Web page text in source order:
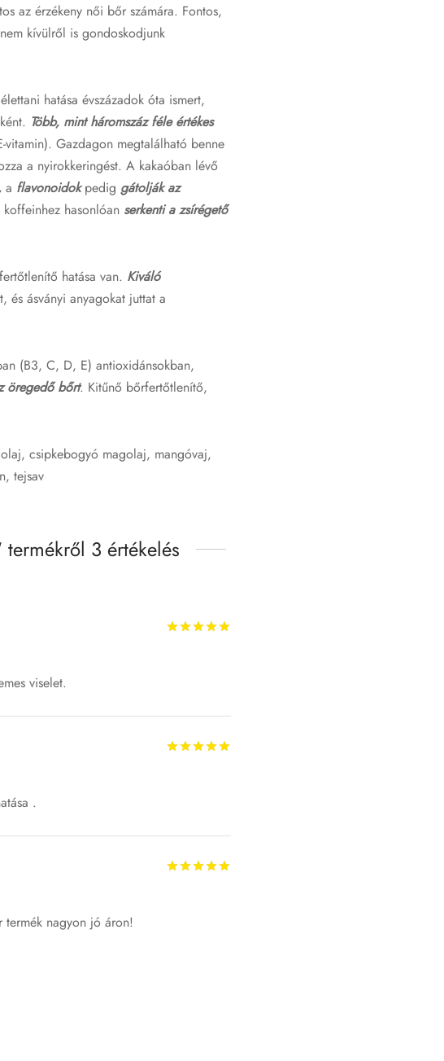
az érzékeny női bőr számára. Fontos,
kívülről is gondoskodjunk
hatása évszázadok óta ismert,
Több, mint háromszáz féle értékes
vitamin). Gazdagon megtalálható benne
a nyirokkeringést. A kakaóban lévő
a flavonoidokpedig gátolják az
hasonlóan serkenti a zsírégető
hatása van. Kiváló
és ásványi anyagokat juttat a
(B3, C, D, E) antioxidánsokban,
öregedő bőrt. Kitűnő bőrfertőtlenítő,
csipkebogyó magolaj, mangóvaj,
tejsav
termékről 3 értékelés
viselet.
.
termék nagyon jó áron!